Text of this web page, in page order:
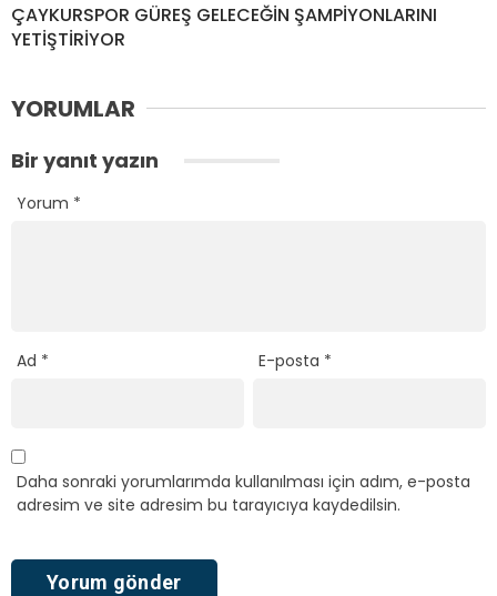
ÇAYKURSPOR GÜREŞ GELECEĞİN ŞAMPİYONLARINI
YETİŞTİRİYOR
YORUMLAR
Bir yanıt yazın
Yorum *
Ad * E-posta *
Daha sonraki yorumlarımda kullanılması için adım, e-posta
adresim ve site adresim bu tarayıcıya kaydedilsin.